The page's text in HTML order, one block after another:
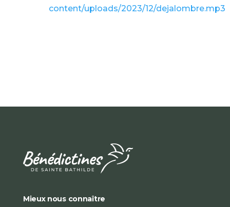
content/uploads/2023/12/dejalombre.mp3
Mieux nous connaître